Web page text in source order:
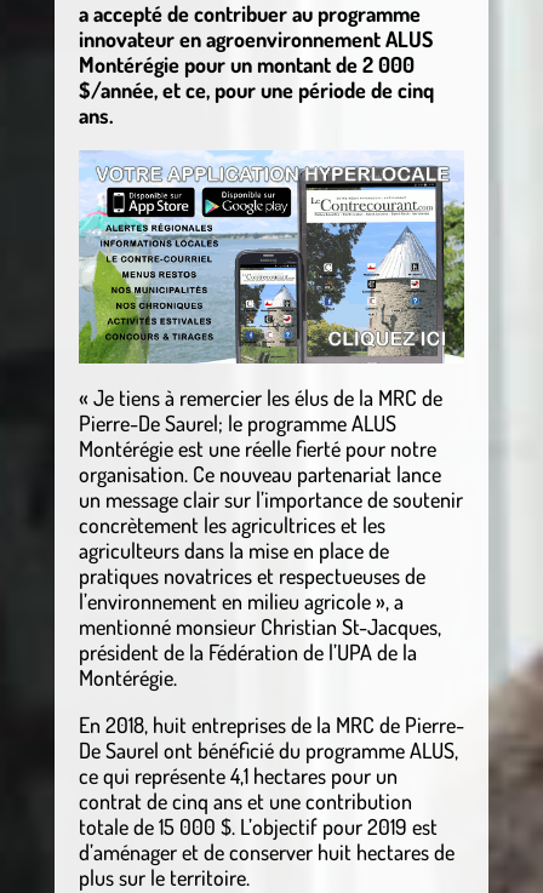
a accepté de contribuer au programme
innovateur en agroenvironnement ALUS
Montérégie pour un montant de 2 000
$/année, et ce, pour une période de cinq
ans.
« Je tiens à remercier les élus de la MRC de
Pierre-De Saurel; le programme ALUS
Montérégie est une réelle fierté pour notre
organisation. Ce nouveau partenariat lance
un message clair sur l’importance de soutenir
concrètement les agricultrices et les
agriculteurs dans la mise en place de
pratiques novatrices et respectueuses de
l’environnement en milieu agricole », a
mentionné monsieur Christian St-Jacques,
président de la Fédération de l’UPA de la
Montérégie.
En 2018, huit entreprises de la MRC de Pierre-
De Saurel ont bénéficié du programme ALUS,
ce qui représente 4,1 hectares pour un
contrat de cinq ans et une contribution
totale de 15 000 $. L’objectif pour 2019 est
d’aménager et de conserver huit hectares de
plus sur le territoire.